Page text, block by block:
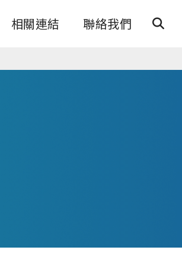
相關連結 聯絡我們